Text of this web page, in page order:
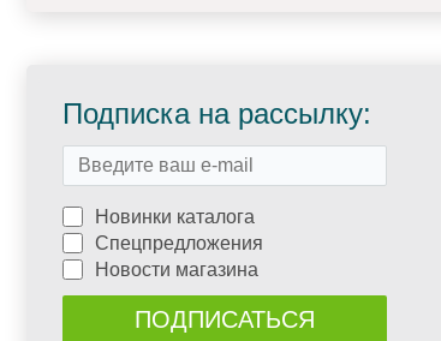
Подписка на рассылку:
Новинки каталога
Спецпредложения
Новости магазина